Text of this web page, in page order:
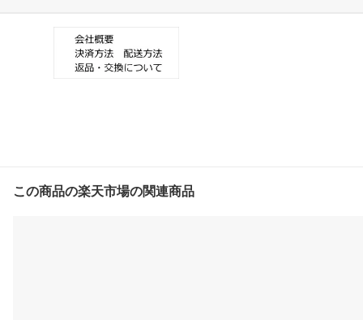
この商品の楽天市場の関連商品